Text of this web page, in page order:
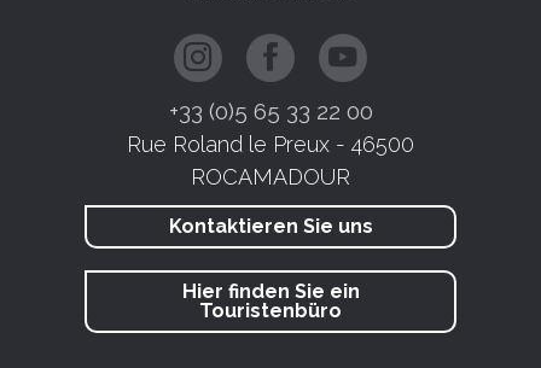
+33 (0)5 65 33 22 00
Rue Roland le Preux - 46500
ROCAMADOUR
Kontaktieren Sie uns
Hier finden Sie ein
Touristenbüro